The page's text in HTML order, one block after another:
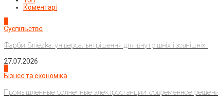
Коментарі
Суспільство
Фарби Sniezka: універсальні рішення для внутрішніх і зовнішніх...
27.07.2026
Бізнес та економіка
Промышленные солнечные электростанции: современное